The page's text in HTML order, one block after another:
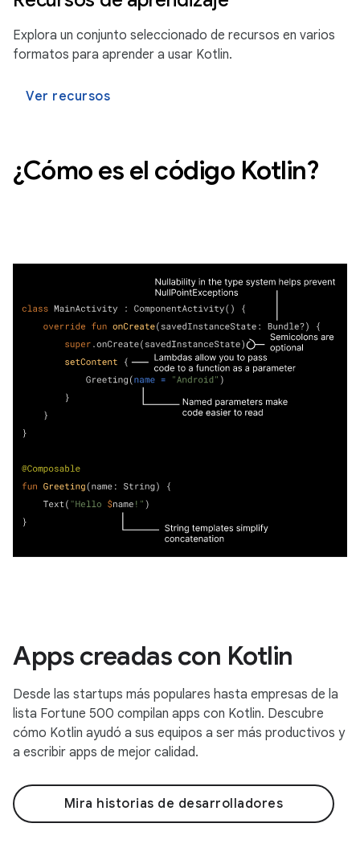
Explora un conjunto seleccionado de recursos en varios
formatos para aprender a usar Kotlin.
Ver recursos
¿Cómo es el código Kotlin?
Apps creadas con Kotlin
Desde las startups más populares hasta empresas de la
lista Fortune 500 compilan apps con Kotlin. Descubre
cómo Kotlin ayudó a sus equipos a ser más productivos y
a escribir apps de mejor calidad.
Mira historias de desarrolladores